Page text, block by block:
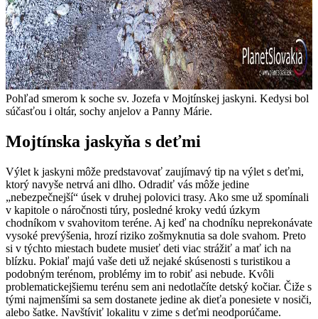
Pohľad smerom k soche sv. Jozefa v Mojtínskej jaskyni. Kedysi bol
súčasťou i oltár, sochy anjelov a Panny Márie.
Mojtínska jaskyňa s deťmi
Výlet k jaskyni môže predstavovať zaujímavý tip na výlet s deťmi,
ktorý navyše netrvá ani dlho. Odradiť vás môže jedine
„nebezpečnejší“ úsek v druhej polovici trasy. Ako sme už spomínali
v kapitole o náročnosti túry, posledné kroky vedú úzkym
chodníkom v svahovitom teréne. Aj keď na chodníku neprekonávate
vysoké prevýšenia, hrozí riziko zošmyknutia sa dole svahom. Preto
si v týchto miestach budete musieť deti viac strážiť a mať ich na
blízku. Pokiaľ majú vaše deti už nejaké skúsenosti s turistikou a
podobným terénom, problémy im to robiť asi nebude. Kvôli
problematickejšiemu terénu sem ani nedotlačíte detský kočiar. Čiže s
tými najmenšími sa sem dostanete jedine ak dieťa ponesiete v nosiči,
alebo šatke. Navštíviť lokalitu v zime s deťmi neodporúčame.